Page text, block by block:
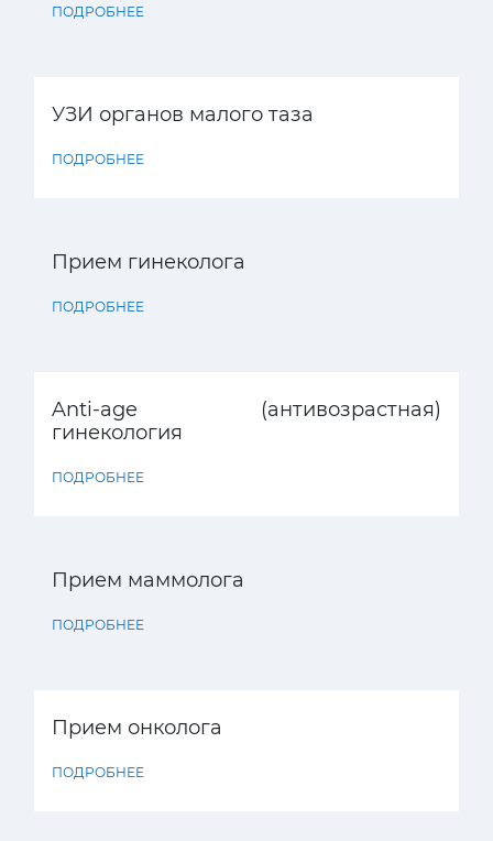
ПОДРОБНЕЕ
УЗИ органов малого таза
ПОДРОБНЕЕ
Прием гинеколога
ПОДРОБНЕЕ
Anti-age (антивозрастная)
гинекология
ПОДРОБНЕЕ
Прием маммолога
ПОДРОБНЕЕ
Прием онколога
ПОДРОБНЕЕ